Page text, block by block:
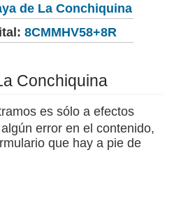
de La Conchiquina
8CMMHV58+8R
Conchiquina
es sólo a efectos
error en el contenido,
que hay a pie de